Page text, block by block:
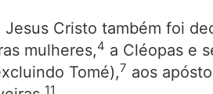
Cristo também foi
mulheres,4 a Cléopas e
Tomé),7 aos
11